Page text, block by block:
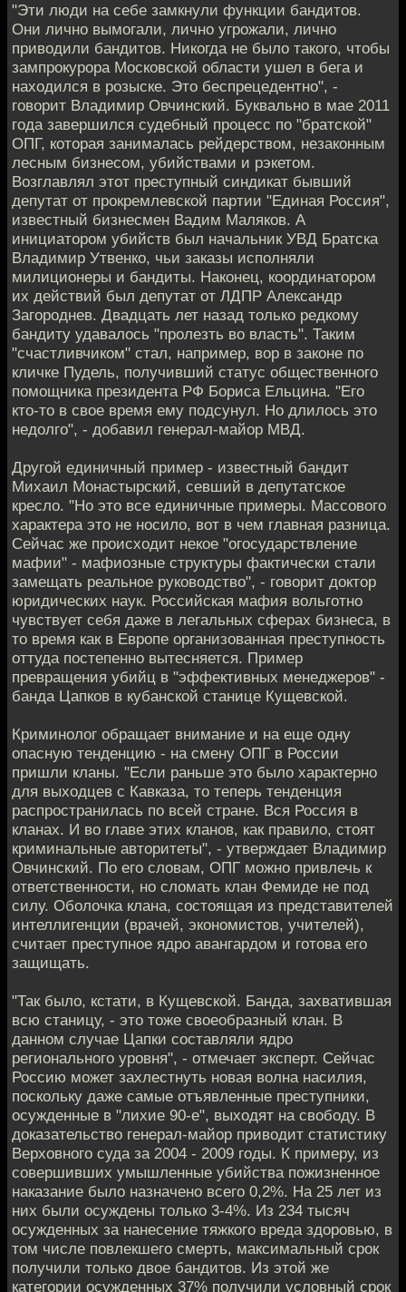
"Эти люди на себе замкнули функции бандитов.
Они лично вымогали, лично угрожали, лично
приводили бандитов. Никогда не было такого, чтобы
зампрокурора Московской области ушел в бега и
находился в розыске. Это беспрецедентно", -
говорит Владимир Овчинский. Буквально в мае 2011
года завершился судебный процесс по "братской"
ОПГ, которая занималась рейдерством, незаконным
лесным бизнесом, убийствами и рэкетом.
Возглавлял этот преступный синдикат бывший
депутат от прокремлевской партии "Единая Россия",
известный бизнесмен Вадим Маляков. А
инициатором убийств был начальник УВД Братска
Владимир Утвенко, чьи заказы исполняли
милиционеры и бандиты. Наконец, координатором
их действий был депутат от ЛДПР Александр
Загороднев. Двадцать лет назад только редкому
бандиту удавалось "пролезть во власть". Таким
"счастливчиком" стал, например, вор в законе по
кличке Пудель, получивший статус общественного
помощника президента РФ Бориса Ельцина. "Его
кто-то в свое время ему подсунул. Но длилось это
недолго", - добавил генерал-майор МВД.
Другой единичный пример - известный бандит
Михаил Монастырский, севший в депутатское
кресло. "Но это все единичные примеры. Массового
характера это не носило, вот в чем главная разница.
Сейчас же происходит некое "огосударствление
мафии" - мафиозные структуры фактически стали
замещать реальное руководство", - говорит доктор
юридических наук. Российская мафия вольготно
чувствует себя даже в легальных сферах бизнеса, в
то время как в Европе организованная преступность
оттуда постепенно вытесняется. Пример
превращения убийц в "эффективных менеджеров" -
банда Цапков в кубанской станице Кущевской.
Криминолог обращает внимание и на еще одну
опасную тенденцию - на смену ОПГ в России
пришли кланы. "Если раньше это было характерно
для выходцев с Кавказа, то теперь тенденция
распространилась по всей стране. Вся Россия в
кланах. И во главе этих кланов, как правило, стоят
криминальные авторитеты", - утверждает Владимир
Овчинский. По его словам, ОПГ можно привлечь к
ответственности, но сломать клан Фемиде не под
силу. Оболочка клана, состоящая из представителей
интеллигенции (врачей, экономистов, учителей),
считает преступное ядро авангардом и готова его
защищать.
"Так было, кстати, в Кущевской. Банда, захватившая
всю станицу, - это тоже своеобразный клан. В
данном случае Цапки составляли ядро
регионального уровня", - отмечает эксперт. Сейчас
Россию может захлестнуть новая волна насилия,
поскольку даже самые отъявленные преступники,
осужденные в "лихие 90-е", выходят на свободу. В
доказательство генерал-майор приводит статистику
Верховного суда за 2004 - 2009 годы. К примеру, из
совершивших умышленные убийства пожизненное
наказание было назначено всего 0,2%. На 25 лет из
них были осуждены только 3-4%. Из 234 тысяч
осужденных за нанесение тяжкого вреда здоровью, в
том числе повлекшего смерть, максимальный срок
получили только двое бандитов. Из этой же
категории осужденных 37% получили условный срок